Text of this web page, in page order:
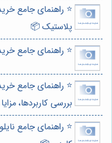
⭐️ راهنمای جامع
پلاستیک 📦
⭐️ راهنمای جامع
⭐️ راهنمای جامع
بررسی کاربردها،
⭐️ راهنمای جامع